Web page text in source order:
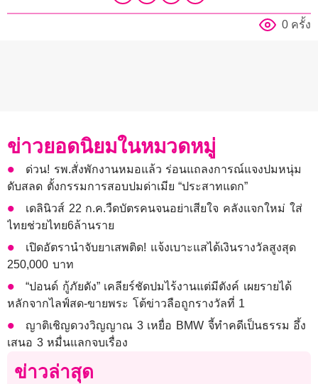
0 ครั้ง
ข่าวยอดนิยมในหมวดหมู่
ด่วน! รพ.สั่งพักงานหมอแล้ว ร่อนแถลงการณ์แจงปมหนุ่ม
ดับสลด ตั้งกรรมการสอบปมด่าเมีย “ประสาทแดก”
เดลินิวส์ 22 ก.ค.วืดบัตรคนจนอย่าเสียใจ คลังแจกใหม่ ใส่
ไทยช่วยไทย6ล้านราย
เปิดอัตรานำจับยาเสพติด! แจ้งเบาะแสได้เงินรางวัลสูงสุด
250,000 บาท
“ปอนด์ กู้ภัยดัง” เคลียร์ชัดปมไร้งานแต่มีตังค์ เผยรายได้
หลักจากไลฟ์สด-ขายพระ โต้ข่าวลือถูกรางวัลที่ 1
ญาติเชิญดวงวิญญาณ 3 เหยื่อ BMW จี้ทำคดีเป็นธรรม อึ้ง
เสนอ 3 หมื่นแลกจบเรื่อง
ข่าวล่าสุด